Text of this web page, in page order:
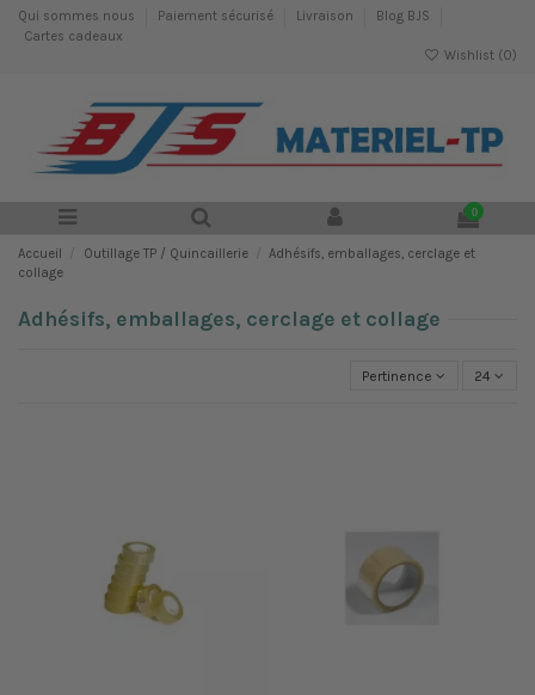
Qui sommes nous Paiement sécurisé Livraison
Blog BJS
Cartes cadeaux
Wishlist (0)
0
Accueil Outillage TP / Quincaillerie
Adhésifs, emballages, cerclage et
collage
Adhésifs, emballages, cerclage et collage
Pertinence 24